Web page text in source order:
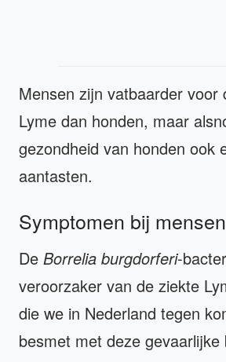
Mensen zijn vatbaarder voor
Lyme dan honden, maar
gezondheid van honden ook
aantasten.
Symptomen bij mensen
De Borrelia burgdorferi-
veroorzaker van de ziekte
die we in Nederland tegen
besmet met deze